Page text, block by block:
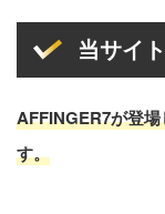
当サイ
AFFINGER7が登
す。